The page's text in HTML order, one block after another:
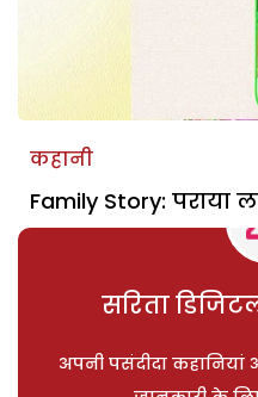
कहानी
Family Story: पराया
सरिता
अपनी पसंदीदा कहानियां